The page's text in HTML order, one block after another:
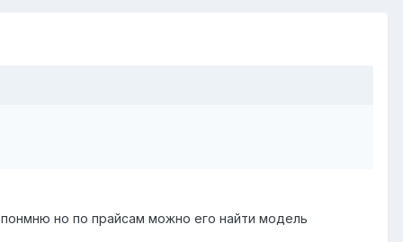
но по прайсам можно его найти модель